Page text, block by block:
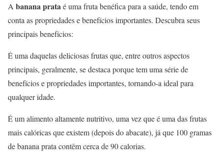
A banana prataé uma fruta benéfica para a saúde, tendo em
conta as propriedades e benefícios importantes. Descubra seus
principais benefícios:
É uma daquelas deliciosas frutas que, entre outros aspectos
principais, geralmente, se destaca porque tem uma série de
benefícios e propriedades importantes, tornando-a ideal para
qualquer idade.
É um alimento altamente nutritivo, uma vez que é uma das frutas
mais calóricas que existem (depois do abacate), já que 100 gramas
de banana prata contêm cerca de 90 calorias.